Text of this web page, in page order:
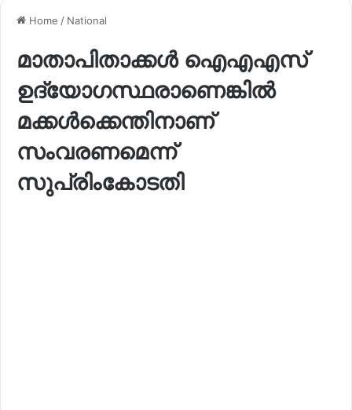
Home / National
മാതാപിതാക്കൾ ഐഎഎസ്
ഉദ്യോഗസ്ഥരാണെങ്കിൽ
മക്കൾക്കെന്തിനാണ്
സംവരണമെന്ന്
സുപ്രിംകോടതി